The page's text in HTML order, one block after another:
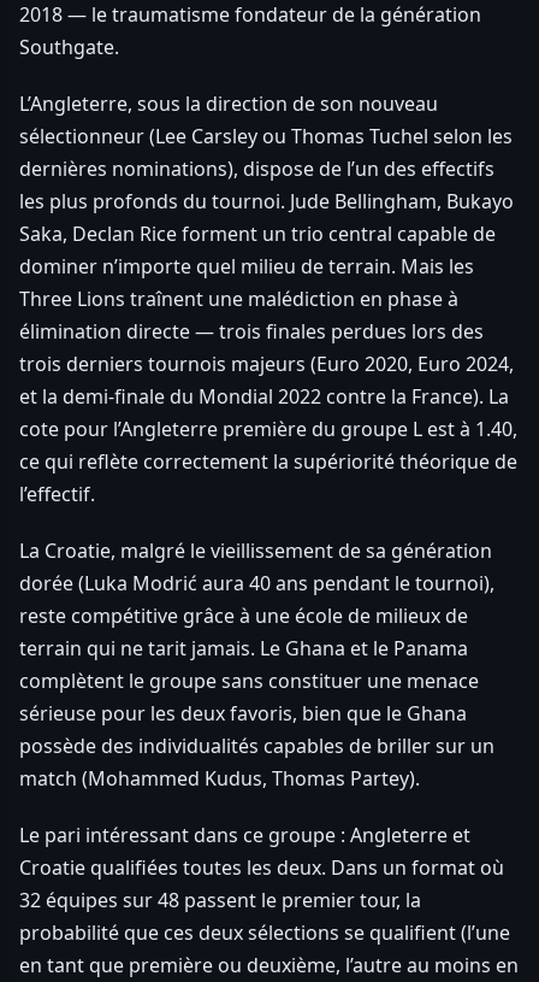
2018 — le traumatisme fondateur de la génération
Southgate.
L’Angleterre, sous la direction de son nouveau
sélectionneur (Lee Carsley ou Thomas Tuchel selon les
dernières nominations), dispose de l’un des effectifs
les plus profonds du tournoi. Jude Bellingham, Bukayo
Saka, Declan Rice forment un trio central capable de
dominer n’importe quel milieu de terrain. Mais les
Three Lions traînent une malédiction en phase à
élimination directe — trois finales perdues lors des
trois derniers tournois majeurs (Euro 2020, Euro 2024,
et la demi-finale du Mondial 2022 contre la France). La
cote pour l’Angleterre première du groupe L est à 1.40,
ce qui reflète correctement la supériorité théorique de
l’effectif.
La Croatie, malgré le vieillissement de sa génération
dorée (Luka Modrić aura 40 ans pendant le tournoi),
reste compétitive grâce à une école de milieux de
terrain qui ne tarit jamais. Le Ghana et le Panama
complètent le groupe sans constituer une menace
sérieuse pour les deux favoris, bien que le Ghana
possède des individualités capables de briller sur un
match (Mohammed Kudus, Thomas Partey).
Le pari intéressant dans ce groupe : Angleterre et
Croatie qualifiées toutes les deux. Dans un format où
32 équipes sur 48 passent le premier tour, la
probabilité que ces deux sélections se qualifient (l’une
en tant que première ou deuxième, l’autre au moins en